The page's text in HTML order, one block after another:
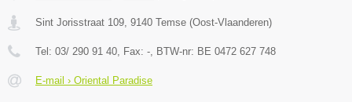
Sint Jorisstraat 109 9140 Temse (Oost-Vlaanderen)
Tel: 03/ 290 91 40 , Fax: - , BTW-nr: BE 0472 627 748
E-mail › Oriental Paradise